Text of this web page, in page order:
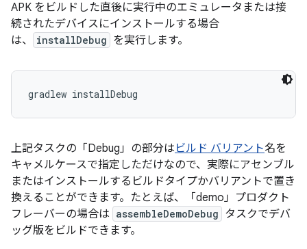
APK をビルドした直後に実行中のエミュレータまたは接
続されたデバイスにインストールする場合
は、
installDebug を実行します。
gradlew installDebug
上記タスクの「Debug」の部分は ビルド バリアント名を
キャメルケースで指定しただけなので、実際にアセンブル
またはインストールするビルドタイプかバリアントで置き
換えることができます。たとえば、「demo」プロダクト
フレーバーの場合は assembleDemoDebug タスクでデバ
ッグ版をビルドできます。